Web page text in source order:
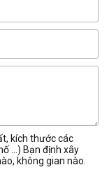
kích thước các
…) Bạn định xây
không gian nào.